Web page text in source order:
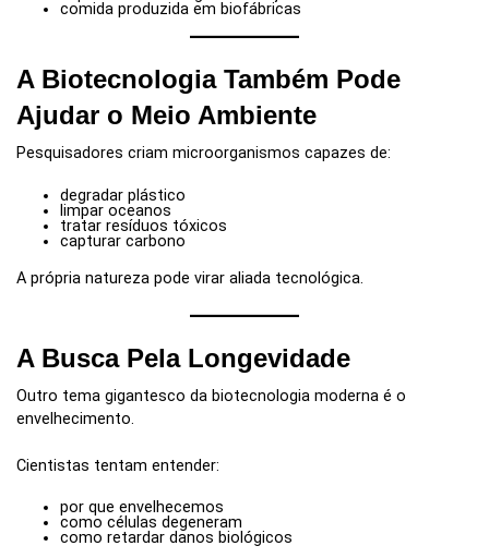
comida produzida em biofábricas
A Biotecnologia Também Pode
Ajudar o Meio Ambiente
Pesquisadores criam microorganismos capazes de:
degradar plástico
limpar oceanos
tratar resíduos tóxicos
capturar carbono
A própria natureza pode virar aliada tecnológica.
A Busca Pela Longevidade
Outro tema gigantesco da biotecnologia moderna é o
envelhecimento.
Cientistas tentam entender:
por que envelhecemos
como células degeneram
como retardar danos biológicos